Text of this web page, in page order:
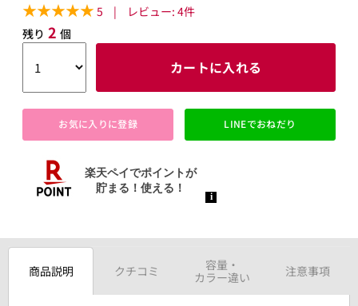
5 | レビュー: 4件
残り 2 個
カートに入れる
お気に入りに登録 LINEでおねだり
商品説明 クチコミ
容量・
カラー違い
注意事項